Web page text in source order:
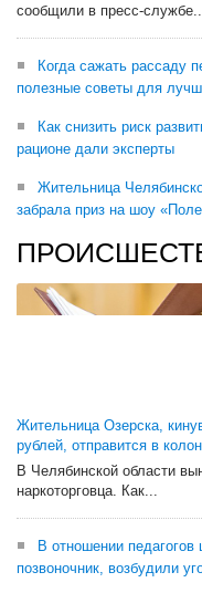
сообщили в пресс-
Когда сажать рассаду
полезные советы для
Как снизить риск
рационе дали эксперты
Жительница
забрала приз на шоу
Жительница Озерска,
рублей, отправится в
В Челябинской области
наркоторговца. Как...
В отношении
позвоночник, возбудили